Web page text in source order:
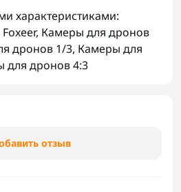
характеристиками:
, Камеры для дронов
дронов 1/3, Камеры для
для дронов 4:3
отзыв